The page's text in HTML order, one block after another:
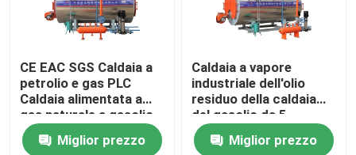
Fabbricazione di apparecchi per la caldaia
CE EAC SGS Caldaia a
petrolio e gas PLC
Caldaia alimentata a
gas naturale a gasolio
Miglior prezzo
Caldaia a vapore
industriale dell'olio
residuo della caldaia
del gasolio da 5
tonnellate per industria
leggera del ferro
Miglior prezzo